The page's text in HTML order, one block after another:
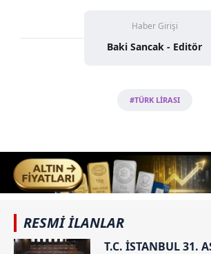
Haber Girişi
Baki Sancak - Editör
#TÜRK LİRASI
RESMİ İLANLAR
T.C. İSTANBUL 31.